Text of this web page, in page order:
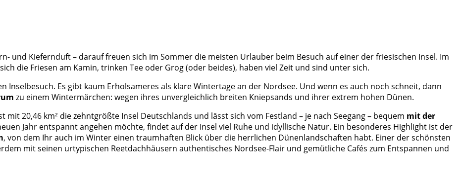
und Kiefernduft – darauf freuen sich im Sommer die meisten Urlauber beim Besuch auf einer der friesischen Insel. Im
die Friesen am Kamin, trinken Tee oder Grog (oder beides), haben viel Zeit und sind unter sich.
Inselbesuch. Es gibt kaum Erholsameres als klare Wintertage an der Nordsee. Und wenn es auch noch schneit, dann
zu einem Wintermärchen: wegen ihres unvergleichlich breiten Kniepsands und ihrer extrem hohen Dünen.
mit20,46 km² die zehntgrößte Insel Deutschlands und lässt sich vom Festland – je nach Seegang – bequem mit der
Jahr entspannt angehen möchte, findet auf der Insel viel Ruhe und idyllische Natur. Ein besonderes Highlight ist der
, von dem Ihr auch im Winter einen traumhaften Blick über die herrlichen Dünenlandschaften habt. Einer der schönsten
mit seinen urtypischen Reetdachhäusern authentisches Nordsee-Flair und gemütliche Cafés zum Entspannen und